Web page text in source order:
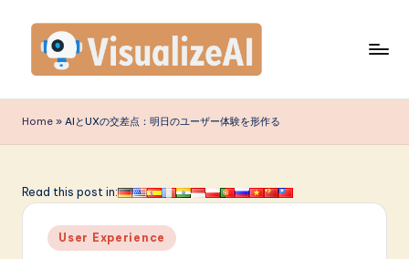
content
is
u
li
Home » AIとUXの交差点：明日のユーザー体験を形作る
Read this post in:
Posted
in
User Experience